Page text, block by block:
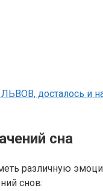
досталось и
сна
различную
снов: